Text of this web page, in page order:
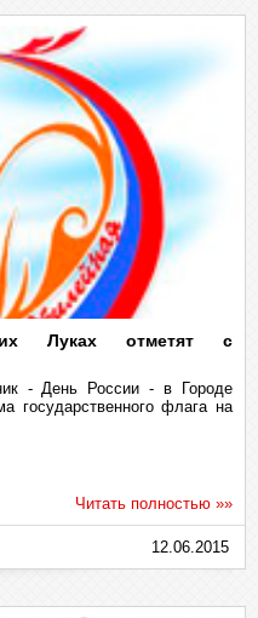
Луках отметят с
- День России - в Городе
государственного флага на
Читать полностью »»
12.06.2015